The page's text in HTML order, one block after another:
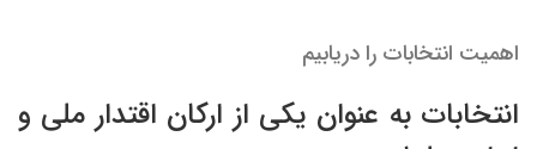
اهمیت انتخابات را دریابیم
انتخابات به عنوان یکی از ارکان اقتدار ملی و